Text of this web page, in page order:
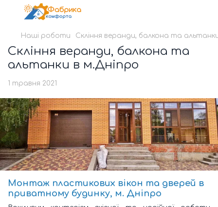
Наші роботи Скління веранди, балкона та
Скління веранди, балкона та
альтанки в м.Дніпро
1 травня 2021
Монтаж пластикових вікон та дверей в
приватному будинку, м. Дніпро